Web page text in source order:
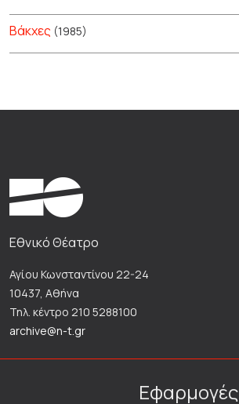
Βάκχες (1985)
Εθνικό Θέατρο
Αγίου Κωνσταντίνου 22-24
10437, Αθήνα
Τηλ. κέντρο 210 5288100
archive@n-t.gr
Εφαρμογές